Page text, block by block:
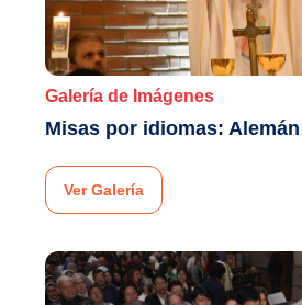
Galería de Imágenes
Misas por idiomas: Alemán
Ver Galería